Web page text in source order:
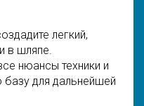
легкий,
в шляпе.
нюансы техники и
для дальнейшей